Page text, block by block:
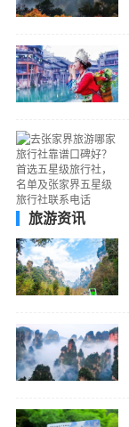
旅游资讯